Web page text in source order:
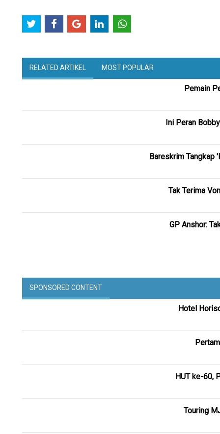
RELATED ARTIKEL MOST POPULAR
Pemain
Ini Peran
Bareskrim Tangkap
Tak Terima
GP Anshor:
SPONSORED CONTENT
Hotel
HUT ke-60,
Touring